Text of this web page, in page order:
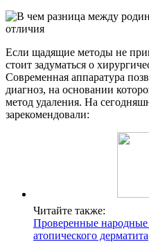
Если щадящие методы не
стоит задуматься о
Современная аппаратура
диагноз, на основании
метод удаления. На
зарекомендовали:
Читайте также:
Проверенные народные
атопического дерматита